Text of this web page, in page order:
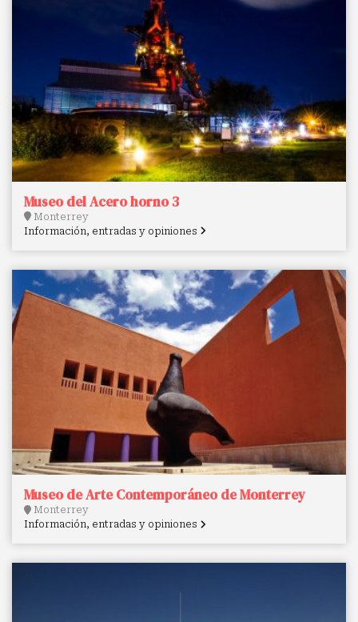
Museo del Acero horno 3
Monterrey
Información, entradas y opiniones
Museo de Arte Contemporáneo de Monterrey
Monterrey
Información, entradas y opiniones